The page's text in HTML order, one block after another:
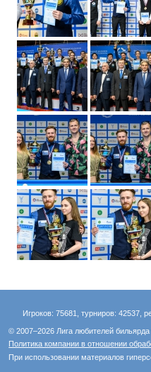
Игроков: 75681, турниров: 42537,
© 2007–2026 Лига любителей
Политика компании в отношении
При использовании материалов